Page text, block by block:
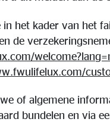
het kader van het
de
of algemene
bundelen en via